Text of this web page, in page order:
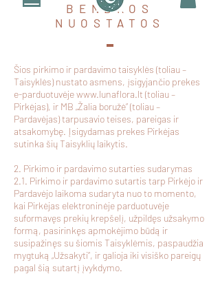
BENDROS
NUOSTATOS
Šios pirkimo ir pardavimo taisyklės (toliau –
Taisyklės) nustato asmens, įsigyjančio prekes
e-parduotuvėjewww.lunaflora.lt (toliau –
Pirkėjas), ir MB „Žalia boružė“ (toliau –
Pardavėjas) tarpusavio teises, pareigas ir
atsakomybę. Įsigydamas prekes Pirkėjas
sutinka šių Taisyklių laikytis.
2. Pirkimo ir pardavimo sutarties sudarymas
2.1. Pirkimo ir pardavimo sutartis tarp Pirkėjo ir
Pardavėjo laikoma sudaryta nuo to momento,
kai Pirkėjas elektroninėje parduotuvėje
suformavęs prekių krepšelį, užpildęs užsakymo
formą, pasirinkęs apmokėjimo būdą ir
susipažinęs su šiomis Taisyklėmis, paspaudžia
mygtuką „Užsakyti“, ir galioja iki visiško pareigų
pagal šią sutartį įvykdymo.